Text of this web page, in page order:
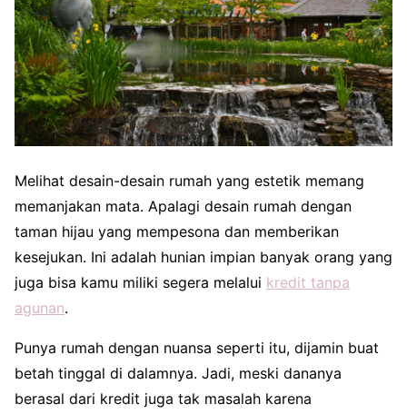
Melihat desain-desain rumah yang estetik memang
memanjakan mata. Apalagi desain rumah dengan
taman hijau yang mempesona dan memberikan
kesejukan. Ini adalah hunian impian banyak orang yang
juga bisa kamu miliki segera melalui kredit tanpa
agunan.
Punya rumah dengan nuansa seperti itu, dijamin buat
betah tinggal di dalamnya. Jadi, meski dananya
berasal dari kredit juga tak masalah karena